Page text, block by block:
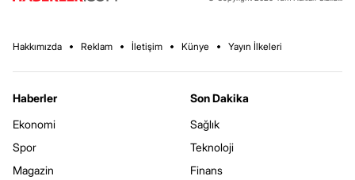
Hakkımızda Reklam İletişim Künye Yayın İlkeleri
Haberler
Ekonomi
Spor
Magazin
Son Dakika
Sağlık
Teknoloji
Finans